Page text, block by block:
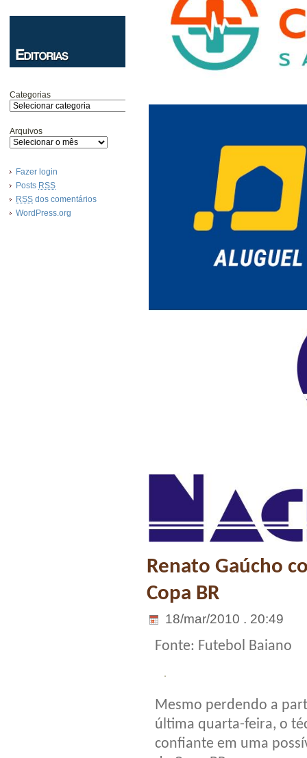
Categorias
Arquivos
Fazer login
Posts RSS
RSS dos comentários
WordPress.org
Renato Gaúcho
Copa BR
18/mar/2010 . 20:49
Fonte: Futebol Baiano
Mesmo perdendo a
última quarta-feira, o
confiante em uma